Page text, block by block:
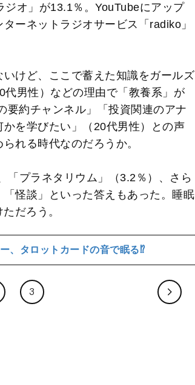
オ」が13.1％。YouTubeにアップ
ーネットラジオサービス「radiko」
けど、ここで蓄えた知識をガールズ
男性）などの理由で「教養系」が
要約チャンネル」「投資関連のアナ
を学びたい」（20代男性）との声
れる時代なのだろうか。
「プラネタリウム」（3.2％）、さら
怪談」といった答えもあった。睡眠
だろう。
、タロットカードの音で眠る⁉
3